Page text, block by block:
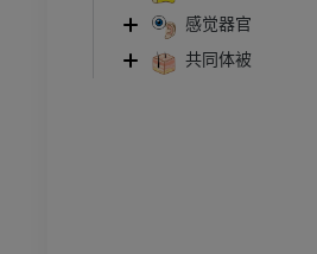
感觉器官
共同体被